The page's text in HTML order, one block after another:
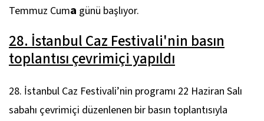
Temmuz Cuma günü başlıyor.
28. İstanbul Caz Festivali'nin basın
toplantısı çevrimiçi yapıldı
28. İstanbul Caz Festivali’nin programı 22 Haziran Salı
sabahı çevrimiçi düzenlenen bir basın toplantısıyla